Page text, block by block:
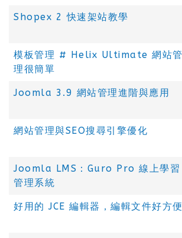
Shopex 2 快速架站教學
模板管理 # Helix Ultimate 網站管
理很簡單
Joomla 3.9 網站管理進階與應用
網站管理與SEO搜尋引擎優化
Joomla LMS：Guro Pro 線上學習
管理系統
好用的 JCE 編輯器，編輯文件好方便